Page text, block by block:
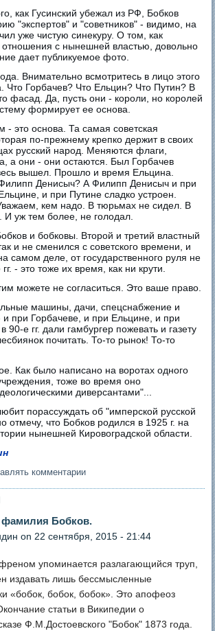
как Гусинский убежал из РФ, Бобков
"экспертов" и "советников" - видимо, на
уже чистую синекуру. О том, как
отношения с нынешней властью, довольно
дает публикуемое фото.
Внимательно всмотритесь в лицо этого
Что Горбачев? Что Ельцин? Что Путин? В
фасад. Да, пусть они - короли, но королей
формирует ее основа.
- это основа. Та самая советская
по-прежнему крепко держит в своих
русский народ. Меняются флаги,
а они - они остаются. Был Горбачев
вышел. Прошло и время Ельцина.
Денисыч? А Филипп Денисыч и при
и при Путине сладко устроен.
кем надо. В тюрьмах не сидел. В
И уж тем более, не голодал.
и бобковы. Второй и третий властный
и не сменился с советского времени, и
самом деле, от государственного руля не
- это тоже их время, как ни крути.
можете не согласиться. Это ваше право.
машины, дачи, спецснабжение и
и при Горбачеве, и при Ельцине, и при
90-е гг. дали гамбургер пожевать и газету
почитать. То-то рынок! То-то
Как было написано на воротах одного
тоже во время оно
диверсантами"...
порассуждать об "имперской русской
отмечу, что Бобков родился в 1925 г. на
нынешней Кировоградской области.
комментарии
Бобков.
on 22 сентября, 2015 - 21:44
упоминается разлагающийся труп,
издавать лишь бессмысленные
«бобок, бобок, бобок». Это апофеоз
статьи в Википедии о
Ф.М.Достоевского "Бобок" 1873 года.